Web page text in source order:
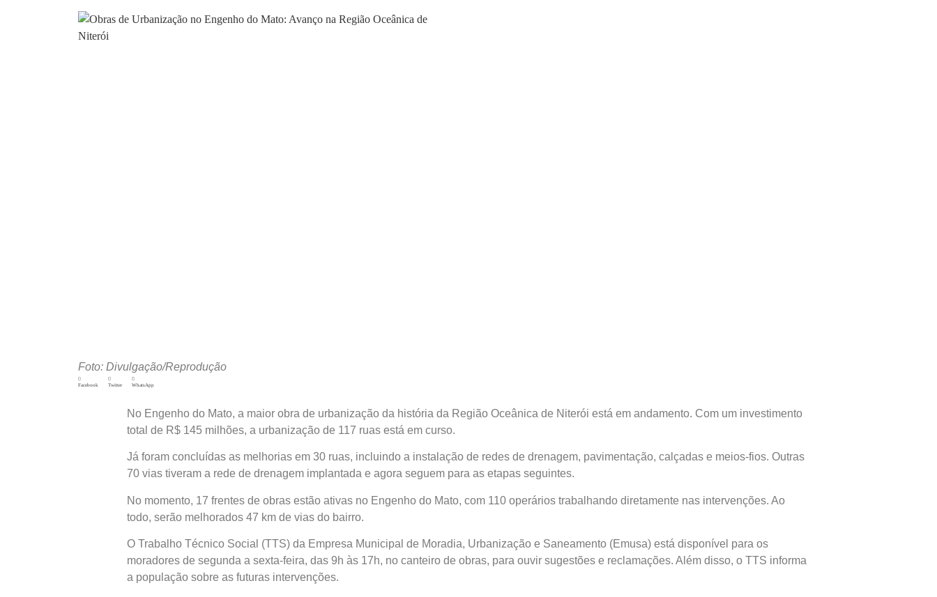
Foto: Divulgação/Reprodução
Facebook Twitter WhatsApp
No Engenho do Mato, a maior obra de urbanização da história da Região Oceânica de Niterói está em andamento. Com um investimento
total de R$ 145 milhões, a urbanização de 117 ruas está em curso.
Já foram concluídas as melhorias em 30 ruas, incluindo a instalação de redes de drenagem, pavimentação, calçadas e meios-fios. Outras
70 vias tiveram a rede de drenagem implantada e agora seguem para as etapas seguintes.
No momento, 17 frentes de obras estão ativas no Engenho do Mato, com 110 operários trabalhando diretamente nas intervenções. Ao
todo, serão melhorados 47 km de vias do bairro.
O Trabalho Técnico Social (TTS) da Empresa Municipal de Moradia, Urbanização e Saneamento (Emusa) está disponível para os
moradores de segunda a sexta-feira, das 9h às 17h, no canteiro de obras, para ouvir sugestões e reclamações. Além disso, o TTS informa
a população sobre as futuras intervenções.